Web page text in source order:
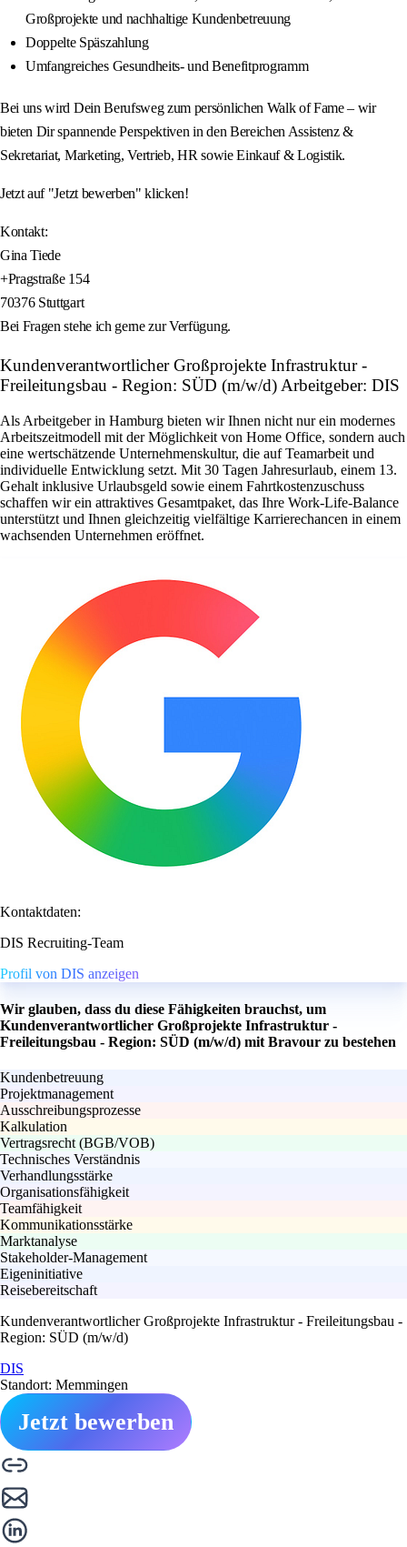
Großprojekte und nachhaltige Kundenbetreuung
Doppelte Späszahlung
Umfangreiches Gesundheits- und Benefitprogramm
Bei uns wird Dein Berufsweg zum persönlichen Walk of Fame – wir
bieten Dir spannende Perspektiven in den Bereichen Assistenz &
Sekretariat, Marketing, Vertrieb, HR sowie Einkauf & Logistik.
Jetzt auf "Jetzt bewerben" klicken!
Kontakt:
Gina Tiede
+Pragstraße 154
70376 Stuttgart
Bei Fragen stehe ich gerne zur Verfügung.
Kundenverantwortlicher Großprojekte Infrastruktur -
Freileitungsbau - Region: SÜD (m/w/d) Arbeitgeber: DIS
Als Arbeitgeber in Hamburg bieten wir Ihnen nicht nur ein modernes
Arbeitszeitmodell mit der Möglichkeit von Home Office, sondern auch
eine wertschätzende Unternehmenskultur, die auf Teamarbeit und
individuelle Entwicklung setzt. Mit 30 Tagen Jahresurlaub, einem 13.
Gehalt inklusive Urlaubsgeld sowie einem Fahrtkostenzuschuss
schaffen wir ein attraktives Gesamtpaket, das Ihre Work-Life-Balance
unterstützt und Ihnen gleichzeitig vielfältige Karrierechancen in einem
wachsenden Unternehmen eröffnet.
Kontaktdaten:
DIS Recruiting-Team
Profil von DIS anzeigen
Wir glauben, dass du diese Fähigkeiten brauchst, um
Kundenverantwortlicher Großprojekte Infrastruktur -
Freileitungsbau - Region: SÜD (m/w/d) mit Bravour zu bestehen
Kundenbetreuung
Projektmanagement
Ausschreibungsprozesse
Kalkulation
Vertragsrecht (BGB/VOB)
Technisches Verständnis
Verhandlungsstärke
Organisationsfähigkeit
Teamfähigkeit
Kommunikationsstärke
Marktanalyse
Stakeholder-Management
Eigeninitiative
Reisebereitschaft
Kundenverantwortlicher Großprojekte Infrastruktur - Freileitungsbau -
Region: SÜD (m/w/d)
DIS
Standort: Memmingen
Jetzt bewerben